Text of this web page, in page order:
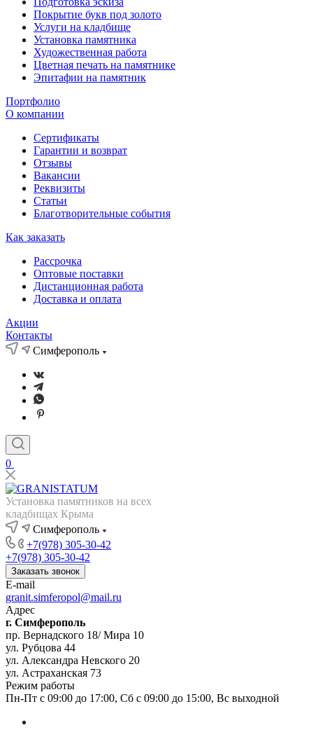
Покрытие букв под золото
Услуги на кладбище
Установка памятника
Художественная работа
Цветная печать на памятнике
Эпитафии на памятник
Портфолио
О компании
Сертификаты
Гарантии и возврат
Отзывы
Вакансии
Реквизиты
Статьи
Благотворительные события
Как заказать
Рассрочка
Оптовые поставки
Дистанционная работа
Доставка и оплата
Акции
Контакты
Симферополь
0
Установка памятников на всех
кладбищах Крыма
Симферополь
+7(978) 305-30-42
+7(978) 305-30-42
Заказать звонок
E-mail
granit.simferopol@mail.ru
Адрес
г. Симферополь
пр. Вернадского 18/ Мира 10
ул. Рубцова 44
ул. Александра Невского 20
ул. Астраханская 73
Режим работы
Пн-Пт с 09:00 до 17:00, Сб с 09:00 до 15:00, Вс выходной